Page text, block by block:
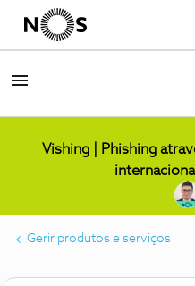
Vishing | Phishing
Gerir produtos e serviços